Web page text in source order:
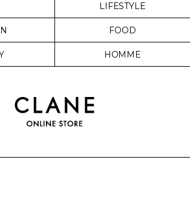
LIFESTYLE
FOOD
HOMME